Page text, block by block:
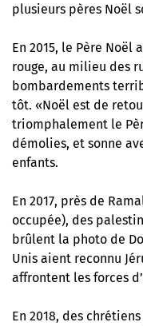
plusieurs pères Noël
En 2015, le Père Noël
rouge, au milieu des
bombardements
tôt. «Noël est de
triomphalement le
démolies, et sonne
enfants.
En 2017, près de
occupée), des
brûlent la photo de
Unis aient reconnu
affrontent les forces
En 2018, des